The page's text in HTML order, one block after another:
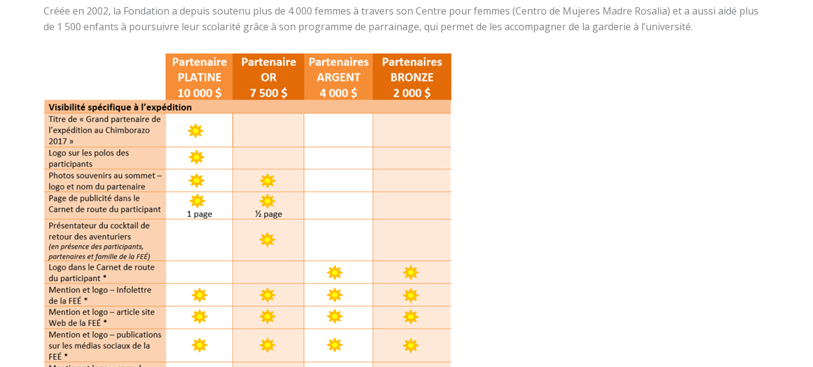
Créée en 2002, la Fondation a depuis soutenu plus de 4 000 femmes à travers son Centre pour femmes (Centro de Mujeres Madre Rosalia) et a aussi aidé plus
de 1 500 enfants à poursuivre leur scolarité grâce à son programme de parrainage, qui permet de les accompagner de la garderie à l’université.